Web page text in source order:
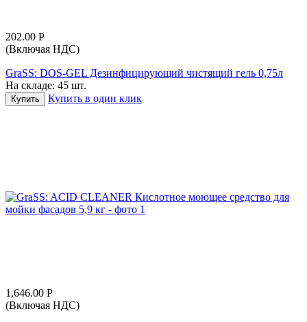
202.00 Р
(Включая НДС)
GraSS: DOS-GEL Дезинфицирующий чистящий гель 0,75л
На складе: 45 шт.
Купить Купить в один клик
1,646.00 Р
(Включая НДС)